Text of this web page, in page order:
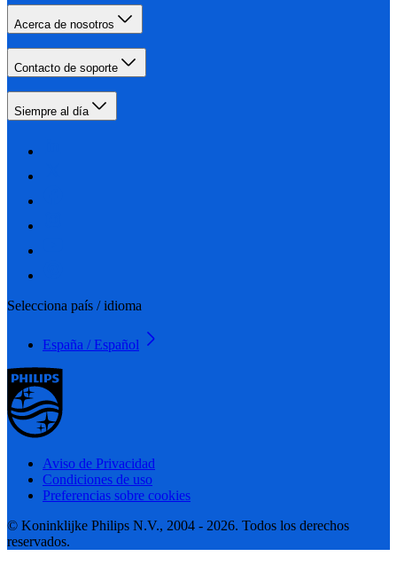
Acerca de nosotros
Contacto de soporte
Siempre al día
Selecciona país / idioma
España / Español
Aviso de Privacidad
Condiciones de uso
Preferencias sobre cookies
© Koninklijke Philips N.V., 2004 - 2026. Todos los derechos
reservados.